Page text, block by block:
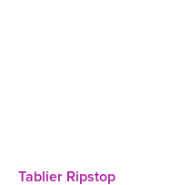
Tablier Ripstop